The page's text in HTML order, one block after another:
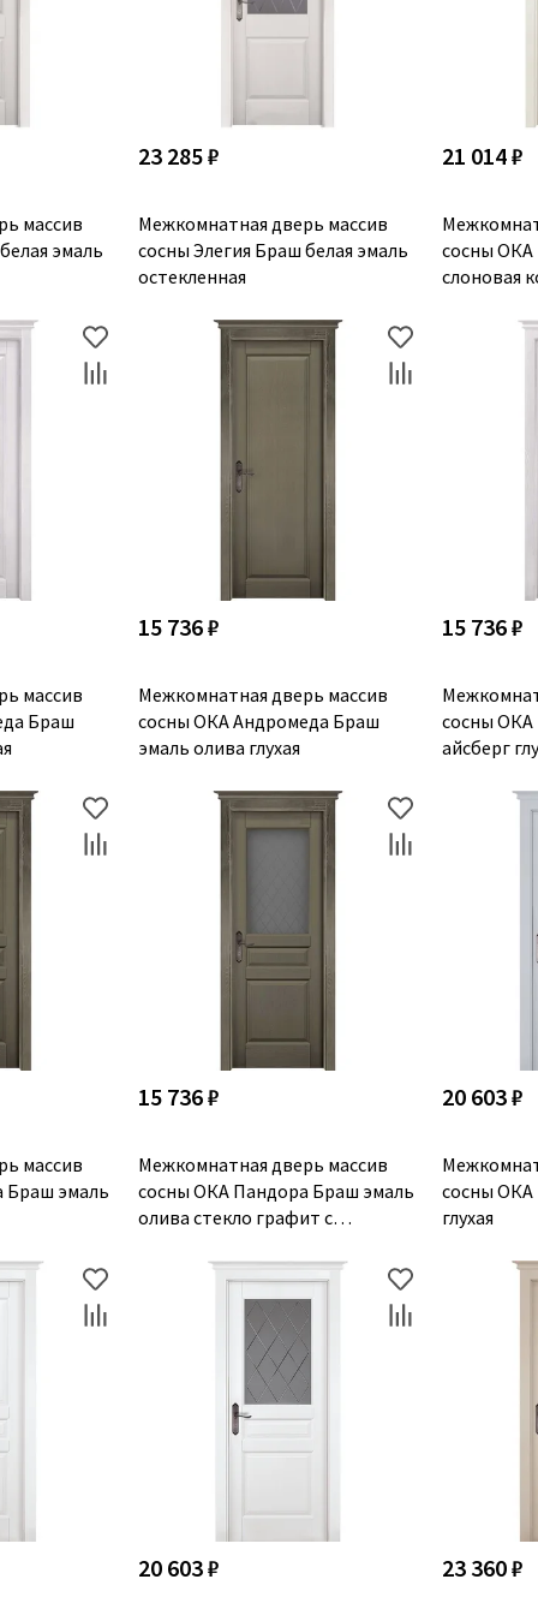
массив
эмаль
23 285 ₽
Межкомнатная дверь массив
сосны Элегия Браш белая эмаль
остекленная
21 014 ₽
сосны ОКА
слоновая
массив
Браш
15 736 ₽
Межкомнатная дверь массив
сосны ОКА Андромеда Браш
эмаль олива глухая
15 736 ₽
сосны
айсберг
массив
Браш эмаль
15 736 ₽
Межкомнатная дверь массив
сосны ОКА Пандора Браш эмаль
олива стекло графит с
20 603 ₽
сосны ОКА
глухая
20 603 ₽ 23 360 ₽